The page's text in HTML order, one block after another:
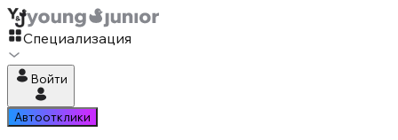
Специализация
Войти
Автоотклики